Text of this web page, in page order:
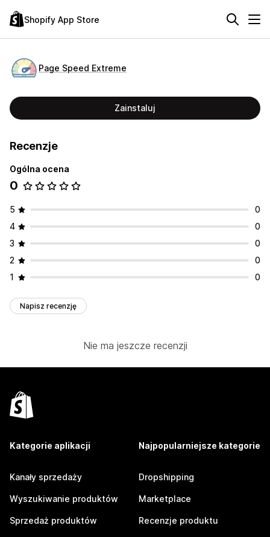
Shopify App Store
Page Speed Extreme
Zainstaluj
Recenzje
Ogólna ocena
0
5
0
4
0
3
0
2
0
1
0
Napisz recenzję
Nie ma jeszcze recenzji
Kategorie aplikacji
Kanały sprzedaży
Wyszukiwanie produktów
Sprzedaż produktów
Najpopularniejsze kategorie
Dropshipping
Marketplace
Recenzje produktu